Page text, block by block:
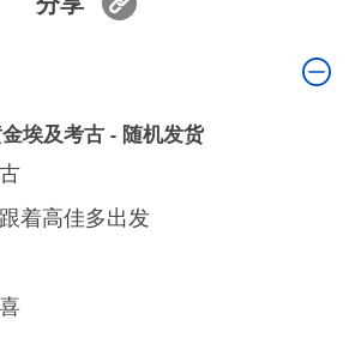
埃及考古 - 随机发货
着高佳多出发